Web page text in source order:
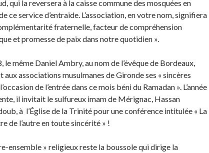
qui la reversera à la caisse commune des mosquées en
ce service d’entraide. L’association, en votre nom, signifiera
fraternelle, facteur de compréhension
et promesse de paix dans notre quotidien ».
le même Daniel Ambry, au nom de l’évêque de Bordeaux,
aux associations musulmanes de Gironde ses « sincères
de l’entrée dans ce mois béni du Ramadan ». L’année
il invitait le sulfureux imam de Mérignac, Hassan
à l’Église de la Trinité pour une conférence intitulée « La
de l’autre en toute sincérité » !
ensemble » religieux reste la boussole qui dirige la